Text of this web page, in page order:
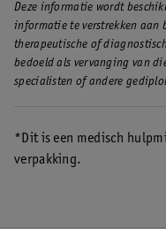
Deze informatie wordt
informatie te verstrekken aan
therapeutische of
bedoeld als vervanging van
specialisten of andere
*Dit is een medisch
verpakking.